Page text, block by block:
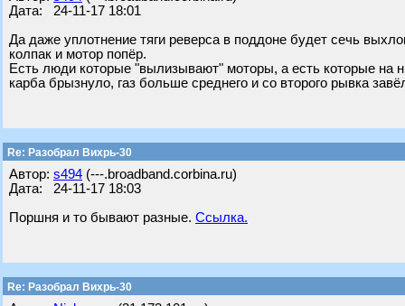
Дата: 24-11-17 18:01
Да даже уплотнение тяги реверса в поддоне будет сечь
колпак и мотор попёр.
Есть люди которые "вылизывают" моторы, а есть которые на
карба брызнуло, газ больше среднего и со второго рывка
Re: Разобрал Вихрь-30
Автор: s494 (---.broadband.corbina.ru)
Дата: 24-11-17 18:03
Поршня и то бывают разные. Ссылка.
Re: Разобрал Вихрь-30